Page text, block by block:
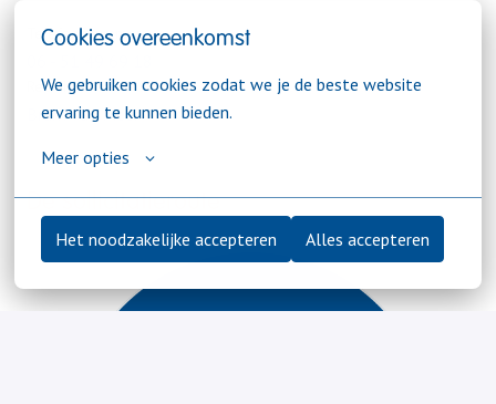
Cookies overeenkomst
We gebruiken cookies zodat we je de beste website
ervaring te kunnen bieden.
Meer opties
Het noodzakelijke accepteren Alles accepteren
Telefoonnummer
Recruiter
Bram van Meer
De sollicitatieroute